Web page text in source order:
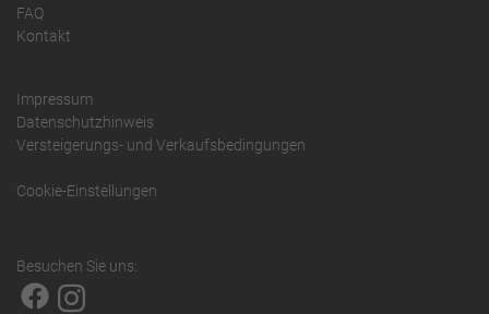
FAQ
Kontakt
Impressum
Datenschutzhinweis
Versteigerungs- und Verkaufsbedingungen
Cookie-Einstellungen
Besuchen Sie uns: